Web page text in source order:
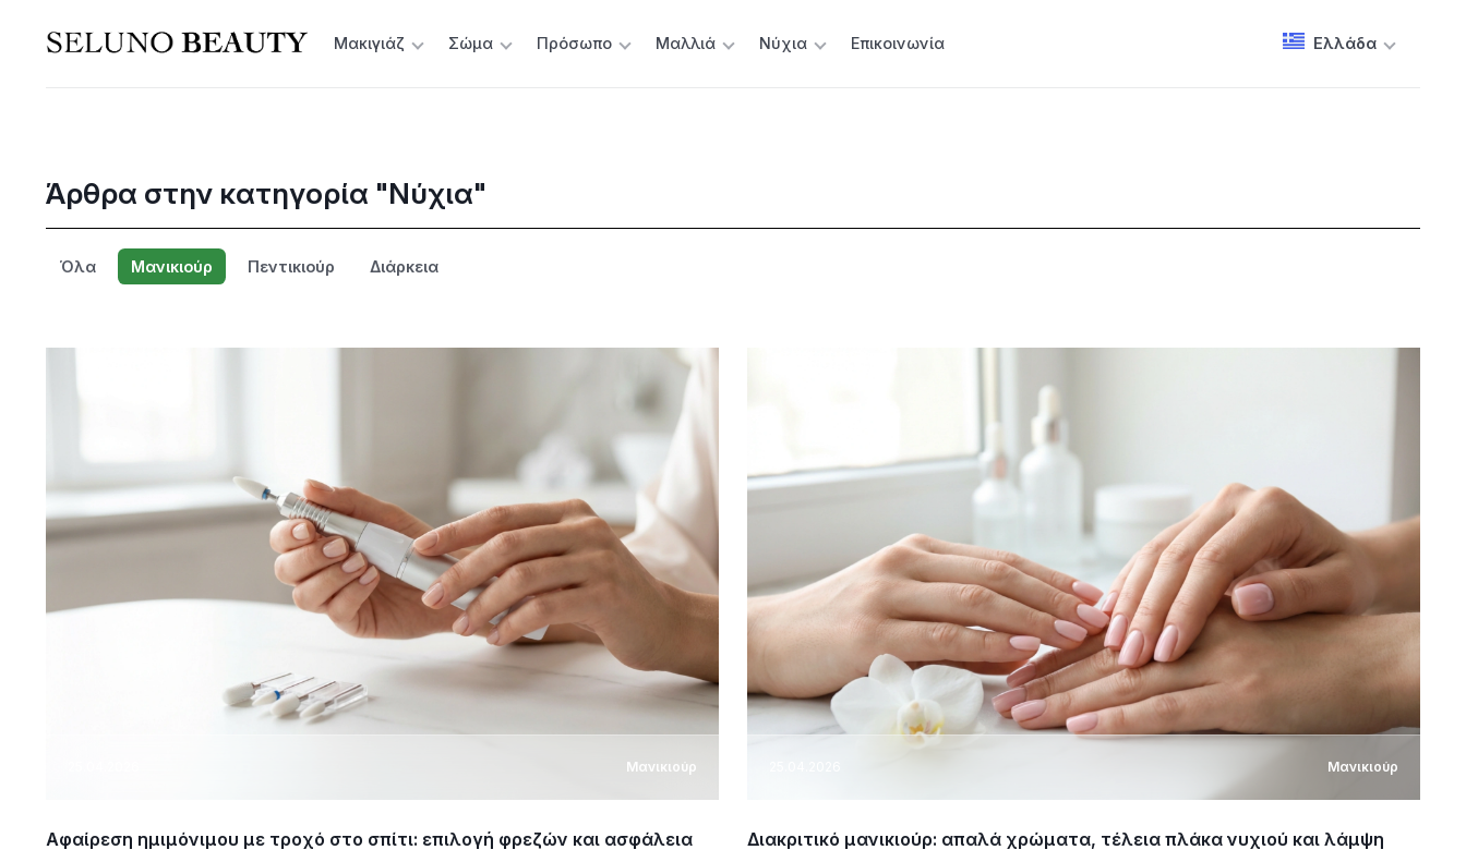
Μακιγιάζ Σώμα Πρόσωπο Μαλλιά Νύχια Επικοινωνία Ελλάδα
Άρθρα στην κατηγορία "Νύχια"
Όλα Μανικιούρ Πεντικιούρ Διάρκεια
Μανικιούρ
Αφαίρεση ημιμόνιμου με τροχό στο σπίτι: επιλογή φρεζών και ασφάλεια
Μανικιούρ
Διακριτικό μανικιούρ: απαλά χρώματα, τέλεια πλάκα νυχιού και λάμψη